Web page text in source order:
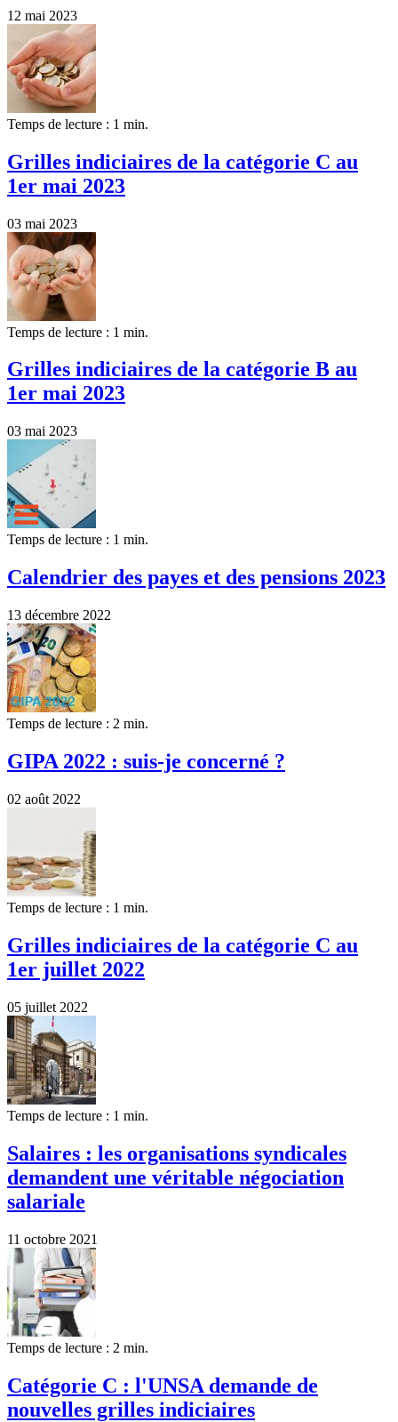
12 mai 2023
Temps de lecture : 1 min.
Grilles indiciaires de la catégorie C au
1er mai 2023
03 mai 2023
Temps de lecture : 1 min.
Grilles indiciaires de la catégorie B au
1er mai 2023
03 mai 2023
Temps de lecture : 1 min.
Calendrier des payes et des pensions 2023
13 décembre 2022
Temps de lecture : 2 min.
GIPA 2022 : suis-je concerné ?
02 août 2022
Temps de lecture : 1 min.
Grilles indiciaires de la catégorie C au
1er juillet 2022
05 juillet 2022
Temps de lecture : 1 min.
Salaires : les organisations syndicales
demandent une véritable négociation
salariale
11 octobre 2021
Temps de lecture : 2 min.
Catégorie C : l'UNSA demande de
nouvelles grilles indiciaires